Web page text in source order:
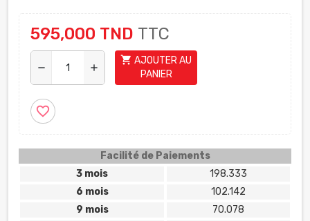
595,000 TND TTC
remove add
shopping_cart AJOUTER AU
PANIER
favorite_border
Facilité de Paiements
3 mois
198.333
6 mois
102.142
9 mois
70.078